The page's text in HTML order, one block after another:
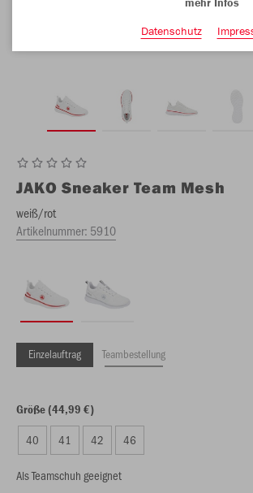
JAKO Sneaker Team Mesh
weiß/rot
Artikelnummer: 5910
Einzelauftrag Teambestellung
Größe (44,99 €)
40 41 42 46
Als Teamschuh geeignet
Datenschutz